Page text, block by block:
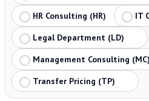
HR Consulting (HR)
IT
Legal Department (LD)
Management Consulting (MC)
Transfer Pricing (TP)